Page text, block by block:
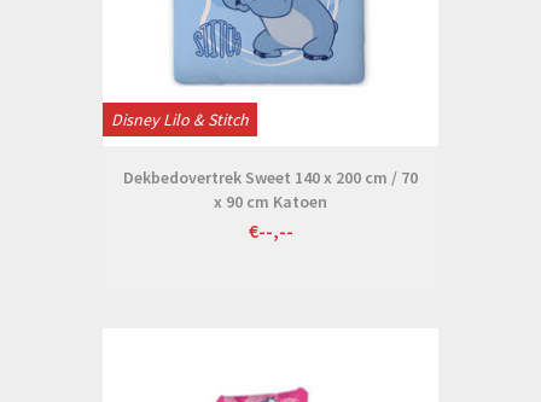
Disney Lilo & Stitch
Dekbedovertrek Sweet 140 x 200 cm / 70
x 90 cm Katoen
€--,--